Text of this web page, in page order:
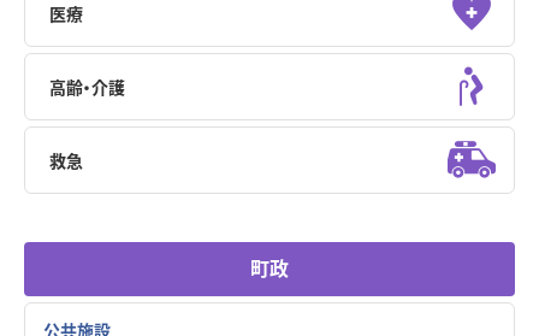
医療
高齢・介護
救急
町政
公共施設